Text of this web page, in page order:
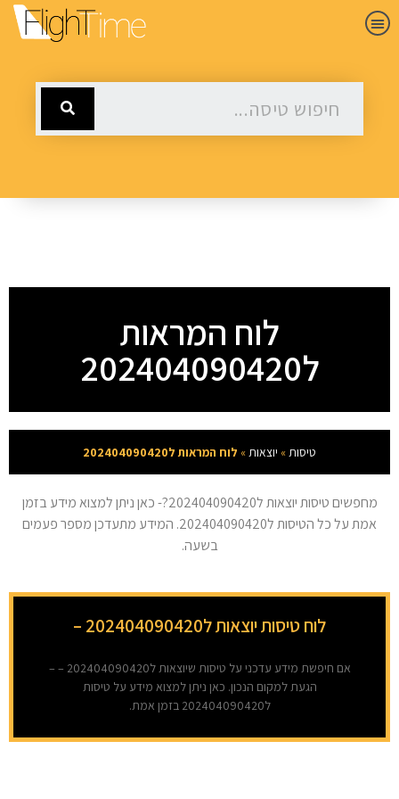
לוח המראות
ל202404090420
טיסות » יוצאות » לוח המראות ל202404090420
מחפשים טיסות יוצאות ל202404090420?- כאן ניתן למצוא מידע בזמן
אמת על כל הטיסות ל202404090420. המידע מתעדכן מספר פעמים
בשעה.
לוח טיסות יוצאות ל202404090420 –
אם חיפשת מידע עדכני על טיסות שיוצאות ל202404090420 – –
הגעת למקום הנכון. כאן ניתן למצוא מידע על טיסות
ל202404090420 בזמן אמת.